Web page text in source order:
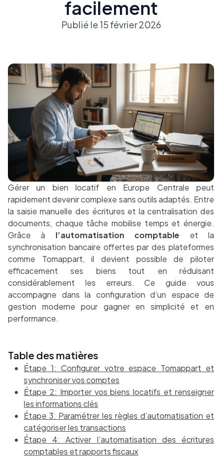
facilement
Publié le 15 février 2026
Gérer un bien locatif en Europe Centrale peut
rapidement devenir complexe sans outils adaptés. Entre
la saisie manuelle des écritures et la centralisation des
documents, chaque tâche mobilise temps et énergie.
Grâce à l’automatisation comptable et la
synchronisation bancaire offertes par des plateformes
comme Tomappart, il devient possible de piloter
efficacement ses biens tout en réduisant
considérablement les erreurs. Ce guide vous
accompagne dans la configuration d’un espace de
gestion moderne pour gagner en simplicité et en
performance.
Table des matières
Étape 1: Configurer votre espace Tomappart et
synchroniser vos comptes
Étape 2: Importer vos biens locatifs et renseigner
les informations clés
Étape 3: Paramétrer les règles d’automatisation et
catégoriser les transactions
Étape 4: Activer l’automatisation des écritures
comptables et rapports fiscaux